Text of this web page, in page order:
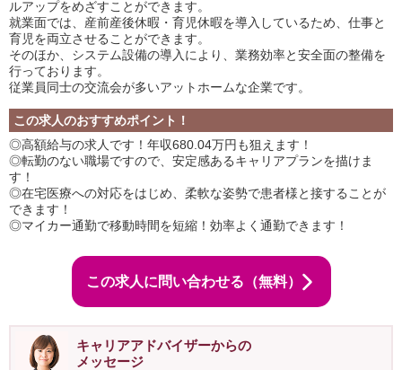
ルアップをめざすことができます。
就業面では、産前産後休暇・育児休暇を導入しているため、仕事と
育児を両立させることができます。
そのほか、システム設備の導入により、業務効率と安全面の整備を
行っております。
従業員同士の交流会が多いアットホームな企業です。
この求人のおすすめポイント！
◎高額給与の求人です！年収680.04万円も狙えます！
◎転勤のない職場ですので、安定感あるキャリアプランを描けま
す！
◎在宅医療への対応をはじめ、柔軟な姿勢で患者様と接することが
できます！
◎マイカー通勤で移動時間を短縮！効率よく通勤できます！
この求人に問い合わせる（無料）
キャリアアドバイザーからの
メッセージ